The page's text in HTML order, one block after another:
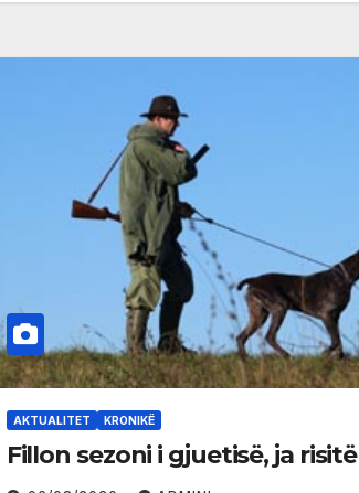
AKTUALITET KRONIKË
Fillon sezoni i gjuetisë, ja risitë